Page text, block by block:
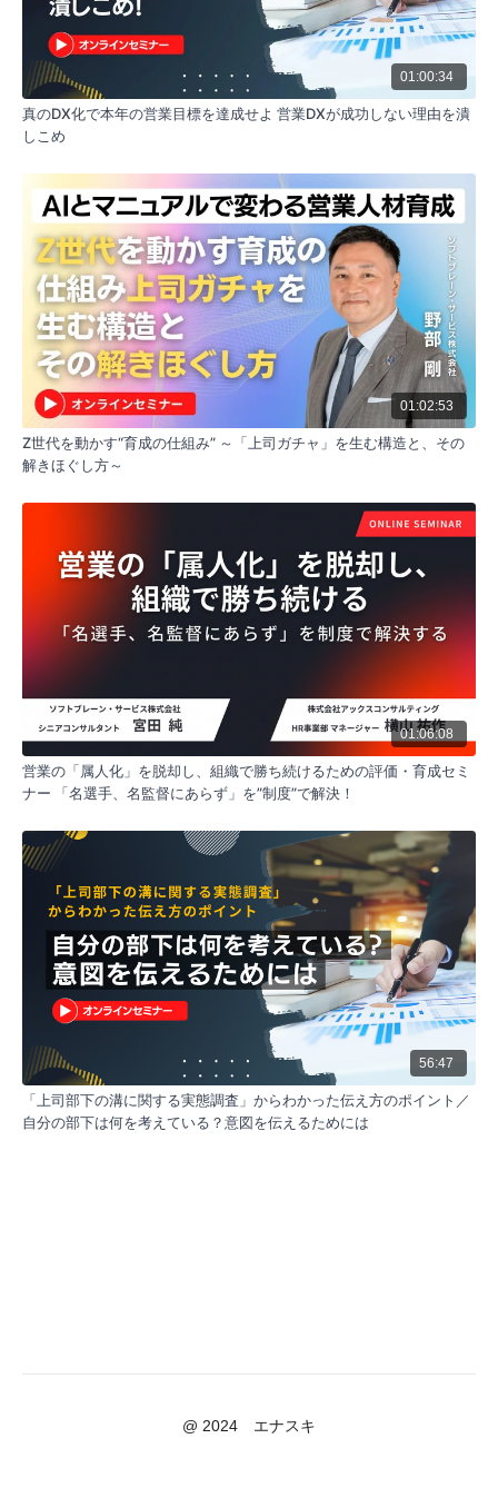
ルの活用方法も紹介された。
5つの主要ポイント
AI時代のコンテキスト設計
AI時代においてマーケティング戦略の精度を高めるに
ィング戦略の個別最適化には、一次情報の格納先と情
報流通を蓄積するCRMの構築が最優先課題である。
AIによるCRM入力革命
従来のCRMは構造化データでしか分析できなかった
が、AIの登場により非構造化された一次情報を自動的
に収集・構造化・入力できるようになった。文字起こ
しツールを活用することで、営業担当者の手間を大幅
に削減しながら価値ある顧客情報を蓄積可能となっ
た。
営業からマーケティングへの逆流
マーケティングから営業への流れだけでなく、営業が
収集した顧客情報をマーケティングに還元する逆流が
重要。特に顧客事例は営業が能動的に創出し、マーケ
ティング戦略に活用すべき戦略資産である。事例は自
ソフトブレーン・サービスは東京大学等との13年間の
産学共同研究により、売れる営業と売れない営業の差
をデータで可視化。CoEVOLVe（共進化モデル）に基
づく組織変革プロセスと、AIを活用した次世代営業ツ
ールの開発を推進している。
CRMにデータとして格納することが基本。営業担当者
やお客様の属性情報も含めてデータベースを構築し、
AIが参照しやすい環境を整備することで、より精度の
高いマーケティング戦略の立案が可能となる。
短い要約（40字以内）:
AI時代の営業・マーケ分断解消と一次情報循環プロセス
メタディスクリプション:
AI時代における営業とマーケティングの分断を解消し、一次
情報を循環させるプロセス構築について解説。コンテキスト
設計の重要性からCRMへのAI活用、営業からマーケティング
への逆流まで実践的手法を紹介。東京大学との産学共同研究
に基づく次世代営業AIツールの活用事例も公開。
タグ:
営業DX CRM マーケティング AI活用
一次情報
01:00:34
真のDX化で本年の営業目標を達成せよ 営業DXが成功しない理由を潰
しこめ
01:02:53
Z世代を動かす“育成の仕組み” ～「上司ガチャ」を生む構造と、その
解きほぐし方～
01:06:08
営業の「属人化」を脱却し、組織で勝ち続けるための評価・育成セミ
ナー 「名選手、名監督にあらず」を”制度”で解決！
56:47
「上司部下の溝に関する実態調査」からわかった伝え方のポイント／
自分の部下は何を考えている？意図を伝えるためには
@ 2024 エナスキ